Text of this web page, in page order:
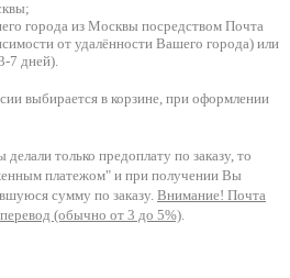
города из Москвы посредством Почта
от удалённости Вашего города) или
7 дней).
выбирается в корзине, при оформлении
только предоплату по заказу, то
платежом" и при получении Вы
сумму по заказу. Внимание! Почта
(обычно от 3 до 5%).